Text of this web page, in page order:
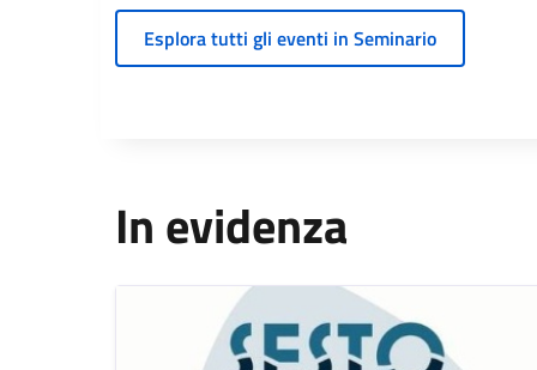
Esplora tutti gli eventi in Seminario
In evidenza